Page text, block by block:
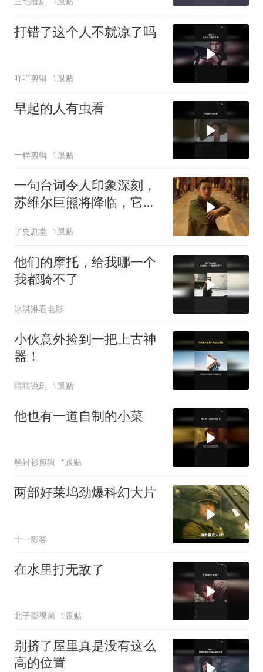
打错了这个人不就凉了吗
吖吖剪辑 1跟贴
早起的人有虫看
一样剪辑 1跟贴
一句台词令人印象深刻，
苏维尔巨熊将降临，它要
了史剧堂 1跟贴
他们的摩托，给我哪一个
我都骑不了
冰淇淋看电影
小伙意外捡到一把上古神
器！
睛睛说剧 1跟贴
他也有一道自制的小菜
黑衬衫剪辑 1跟贴
两部好莱坞劲爆科幻大片
十一影客
在水里打无敌了
北子影视菌 1跟贴
别挤了屋里真是没有这么
高的位置